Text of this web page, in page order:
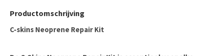
Productomschrijving
C-skins Neoprene Repair Kit